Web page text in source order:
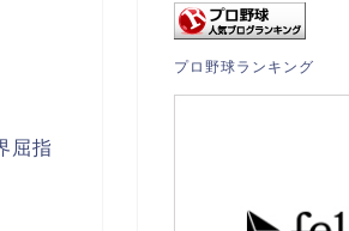
屈指
プロ野球ランキング